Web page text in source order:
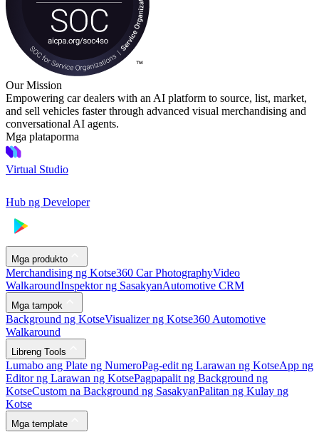
Our Mission
Empowering car dealers with an AI platform to source, list, market,
and sell vehicles faster through advanced visual merchandising and
conversational AI agents.
Mga plataporma
Virtual Studio
Hub ng Developer
Mga produkto
Merchandising ng Kotse360 Car PhotographyVideo
WalkaroundInspektor ng SasakyanAutomotive CRM
Mga tampok
Background ng KotseVisualizer ng Kotse360 Automotive
Walkaround
Libreng Tools
Lumabo ang Plate ng NumeroPag-edit ng Larawan ng KotseApp ng
Editor ng Larawan ng KotsePagpapalit ng Background ng
KotseCustom na Background ng SasakyanPalitan ng Kulay ng
Kotse
Mga template